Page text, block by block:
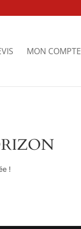
MON COMPTE
!